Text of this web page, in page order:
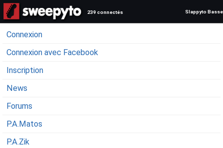
239 connectés Slappyto Basse
Connexion
Connexion avec Facebook
Inscription
News
Forums
P.A.Matos
P.A.Zik